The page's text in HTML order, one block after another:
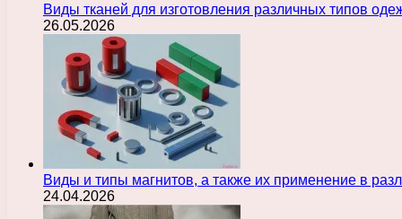
Виды тканей для изготовления различных типов
26.05.2026
Виды и типы магнитов, а также их применение в
24.04.2026